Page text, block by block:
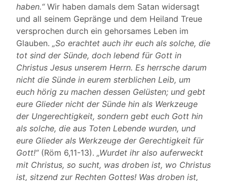
haben.“Wir haben damals dem Satan widersagt
und all seinem Gepränge und dem Heiland Treue
versprochen durch ein gehorsames Leben im
Glauben. „So erachtet auch ihr euch als solche, die
tot sind der Sünde, doch lebend für Gott in
Christus Jesus unserem Herrn. Es herrsche darum
nicht die Sünde in eurem sterblichen Leib, um
euch hörig zu machen dessen Gelüsten; und gebt
eure Glieder nicht der Sünde hin als Werkzeuge
der Ungerechtigkeit, sondern gebt euch Gott hin
als solche, die aus Toten Lebende wurden, und
eure Glieder als Werkzeuge der Gerechtigkeit für
Gott!“(Röm 6,11-13). „Wurdet ihr also auferweckt
mit Christus, so sucht, was droben ist, wo Christus
ist, sitzend zur Rechten Gottes! Was droben ist,